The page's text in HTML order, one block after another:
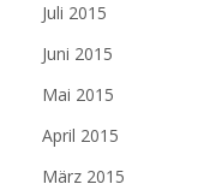
Juli 2015
Juni 2015
Mai 2015
April 2015
März 2015